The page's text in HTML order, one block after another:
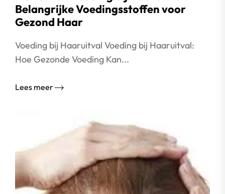
Belangrijke Voedingsstoffen voor
Gezond Haar
Voeding bij Haaruitval Voeding bij Haaruitval:
Hoe Gezonde Voeding Kan...
Lees meer